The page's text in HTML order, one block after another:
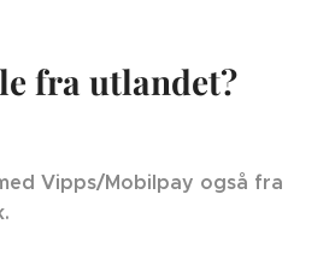
fra utlandet?
Vipps/Mobilpay også fra